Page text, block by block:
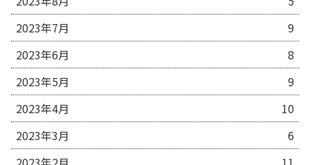
2023年7月
9
2023年6月
8
2023年5月
9
2023年4月
10
2023年3月
6